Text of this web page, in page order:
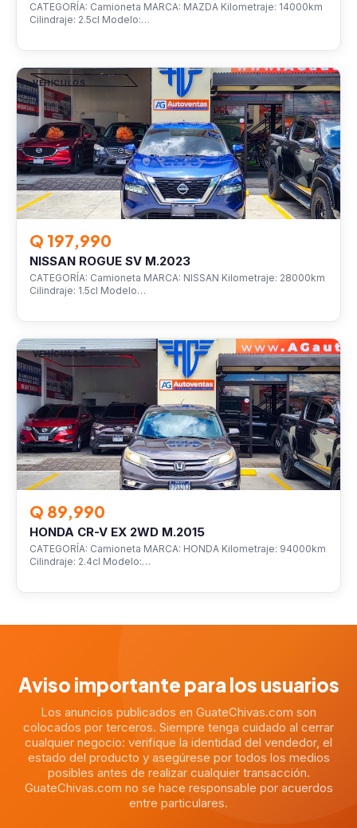
CATEGORÍA: Camioneta MARCA: MAZDA Kilometraje: 14000km
Cilindraje: 2.5cl Modelo:…
VEHÍCULOS
Q 197,990
NISSAN ROGUE SV M.2023
CATEGORÍA: Camioneta MARCA: NISSAN Kilometraje: 28000km
Cilindraje: 1.5cl Modelo…
VEHÍCULOS
Q 89,990
HONDA CR-V EX 2WD M.2015
CATEGORÍA: Camioneta MARCA: HONDA Kilometraje: 94000km
Cilindraje: 2.4cl Modelo:…
Aviso importante para los usuarios
Los anuncios publicados en GuateChivas.com son
colocados por terceros. Siempre tenga cuidado al cerrar
cualquier negocio: verifique la identidad del vendedor, el
estado del producto y asegúrese por todos los medios
posibles antes de realizar cualquier transacción.
GuateChivas.com no se hace responsable por acuerdos
entre particulares.